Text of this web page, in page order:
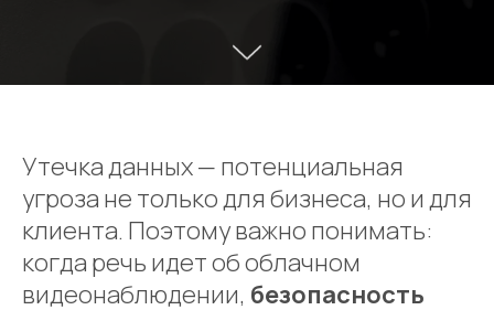
Утечка данных — потенциальная
угроза не только для бизнеса, но и для
клиента. Поэтому важно понимать:
когда речь идет об облачном
видеонаблюдении, безопасность